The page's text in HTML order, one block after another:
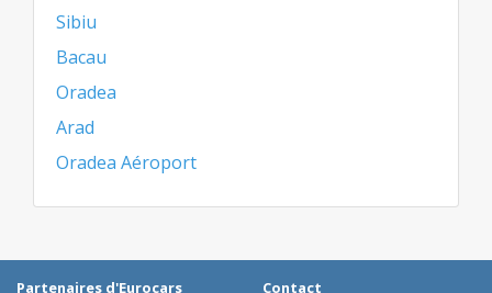
Sibiu
Bacau
Oradea
Arad
Oradea Aéroport
Partenaires d'Eurocars Contact